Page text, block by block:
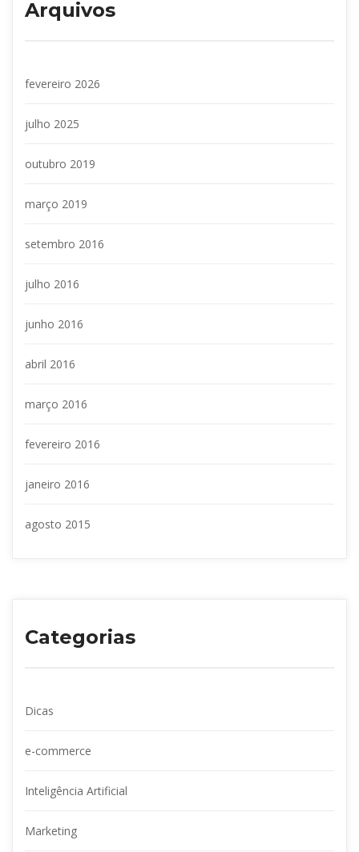
Arquivo
fevereiro 2026
julho 2025
outubro 2019
março 2019
etembro 2016
julho 2016
junho 2016
abril 2016
março 2016
fevereiro 2016
janeiro 2016
agosto 2015
Categoria
Dica
e-commerce
Inteligência Artificial
Marketing